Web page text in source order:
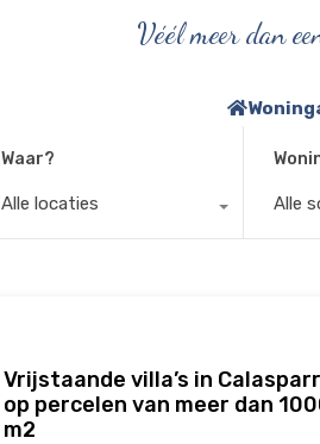
Véél meer dan
Waar?
Alle locaties Alle
Vrijstaande villa’s in
op percelen van meer dan
m2